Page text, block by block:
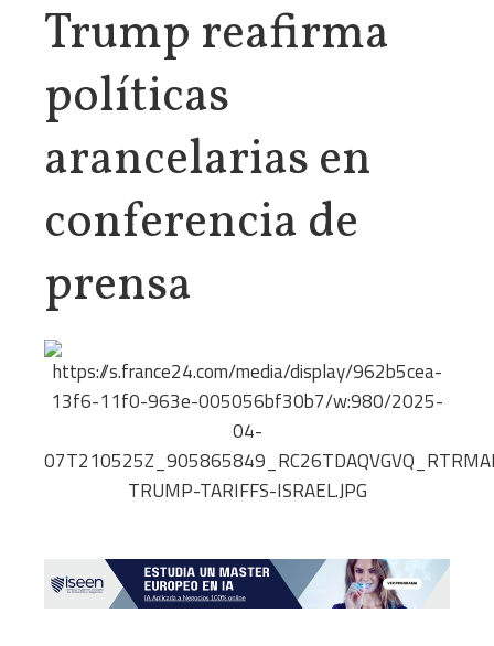
Trump reafirma
políticas
arancelarias en
conferencia de
prensa